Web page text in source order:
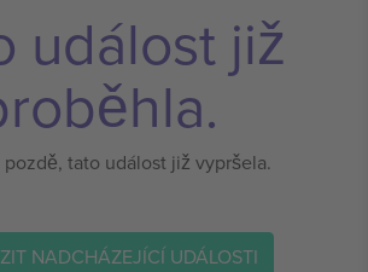
událost již
pozdě, tato událost již vypršela.
NADCHÁZEJÍCÍ UDÁLOSTI